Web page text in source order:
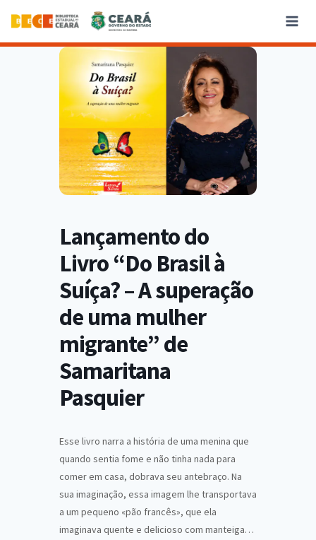
Lançamento do
Livro “Do Brasil à
Suíça? – A superação
de uma mulher
migrante” de
Samaritana
Pasquier
Esse livro narra a história de uma menina que
quando sentia fome e não tinha nada para
comer em casa, dobrava seu antebraço. Na
sua imaginação, essa imagem lhe transportava
a um pequeno «pão francês», que ela
imaginava quente e delicioso com manteiga…